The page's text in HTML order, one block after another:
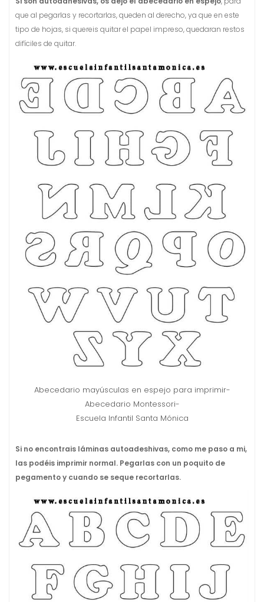
que al pegarlas y recortarlas, queden al derecho, ya que en este
tipo de hojas, si quereis quitar el papel impreso, quedaran restos
difíciles de quitar.
Abecedario mayúsculas en espejo para imprimir-
Abecedario Montessori-
Escuela Infantil Santa Mónica
Si no encontrais láminas autoadeshivas, como me paso a mi,
las podéis imprimir normal. Pegarlas con un poquito de
pegamento y cuando se seque recortarlas.